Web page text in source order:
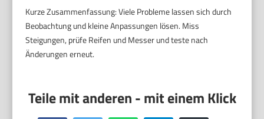
Kurze Zusammenfassung: Viele Probleme lassen sich durch
Beobachtung und kleine Anpassungen lösen. Miss
Steigungen, prüfe Reifen und Messer und teste nach
Änderungen erneut.